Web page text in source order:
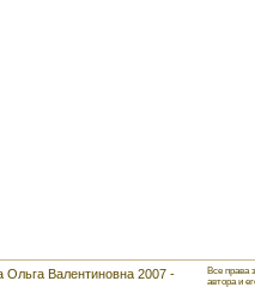
Ольга Валентиновна 2007 -
Все права
автора и